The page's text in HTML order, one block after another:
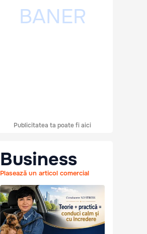
Publicitatea ta poate fi aici
Business
Plasează un articol comercial